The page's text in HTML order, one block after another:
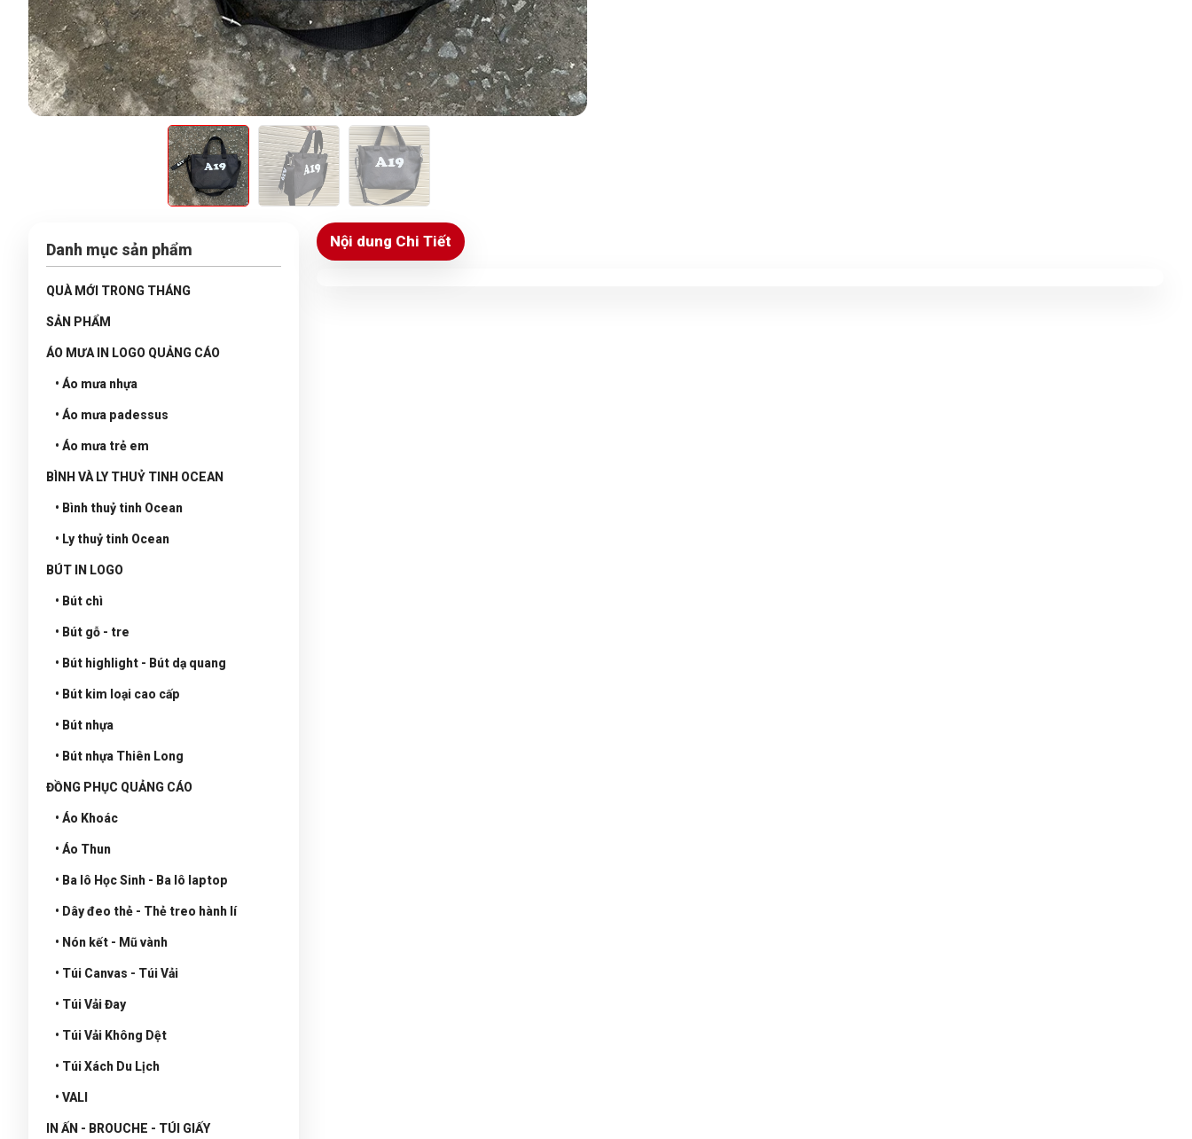
Danh mục sản phẩm
QUÀ MỚI TRONG THÁNG
SẢN PHẨM
ÁO MƯA IN LOGO QUẢNG CÁO
• Áo mưa nhựa
• Áo mưa padessus
• Áo mưa trẻ em
BÌNH VÀ LY THUỶ TINH OCEAN
• Bình thuỷ tinh Ocean
• Ly thuỷ tinh Ocean
BÚT IN LOGO
• Bút chì
• Bút gỗ - tre
• Bút highlight - Bút dạ quang
• Bút kim loại cao cấp
• Bút nhựa
• Bút nhựa Thiên Long
ĐỒNG PHỤC QUẢNG CÁO
• Áo Khoác
• Áo Thun
• Ba lô Học Sinh - Ba lô laptop
• Dây đeo thẻ - Thẻ treo hành lí
• Nón kết - Mũ vành
• Túi Canvas - Túi Vải
• Túi Vải Đay
• Túi Vải Không Dệt
• Túi Xách Du Lịch
• VALI
IN ẤN - BROUCHE - TÚI GIẤY
Nội dung Chi Tiết